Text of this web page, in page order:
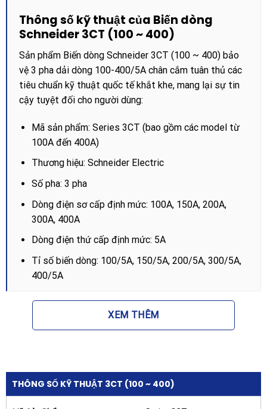
Thông số kỹ thuật của Biến dòng
Schneider 3CT (100 ~ 400)
Sản phẩm Biến dòng Schneider 3CT (100 ~ 400) bảo
vệ 3 pha dải dòng 100-400/5A chân cắm tuân thủ các
tiêu chuẩn kỹ thuật quốc tế khắt khe, mang lại sự tin
cậy tuyệt đối cho người dùng:
Mã sản phẩm: Series 3CT (bao gồm các model từ
100A đến 400A)
Thương hiệu: Schneider Electric
Số pha: 3 pha
Dòng điện sơ cấp định mức: 100A, 150A, 200A,
300A, 400A
Dòng điện thứ cấp định mức: 5A
Tỉ số biến dòng: 100/5A, 150/5A, 200/5A, 300/5A,
400/5A
Cấp chính xác: Class 1.0 hoặc 3.0 (tùy mục đích đo
Kiểu lắp đặt: Chân cắm hoặc gắn bảng điều khiển
XEM THÊM
THÔNG SỐ KỸ THUẬT 3CT (100 ~ 400)